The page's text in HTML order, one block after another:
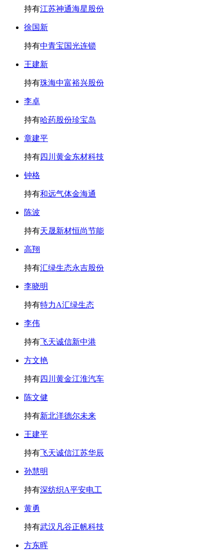
持有江苏神通海星股份
徐国新
持有中青宝国光连锁
王建新
持有珠海中富裕兴股份
李卓
持有哈药股份珍宝岛
章建平
持有四川黄金东材科技
钟格
持有和远气体金海通
陈波
持有天晟新材恒尚节能
高翔
持有汇绿生态永吉股份
李晓明
持有特力A汇绿生态
李伟
持有飞天诚信新中港
方文艳
持有四川黄金江淮汽车
陈文健
持有新北洋德尔未来
王建平
持有飞天诚信江苏华辰
孙慧明
持有深纺织A平安电工
黄勇
持有武汉凡谷正帆科技
方东晖